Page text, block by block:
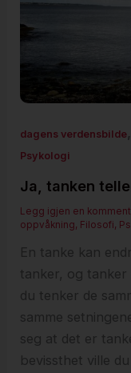
dagens verdensbilde,
Psykologi
Ja, tanken
Legg igjen en
oppvåkning, Filosofi,
En tanke kan
tanker, og
du tenker de
samme
seg at det er
bevissthet ville